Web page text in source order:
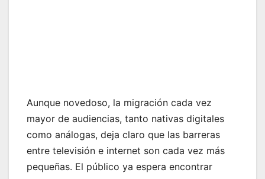
Aunque novedoso, la migración cada vez
mayor de audiencias, tanto nativas digitales
como análogas, deja claro que las barreras
entre televisión e internet son cada vez más
pequeñas. El público ya espera encontrar